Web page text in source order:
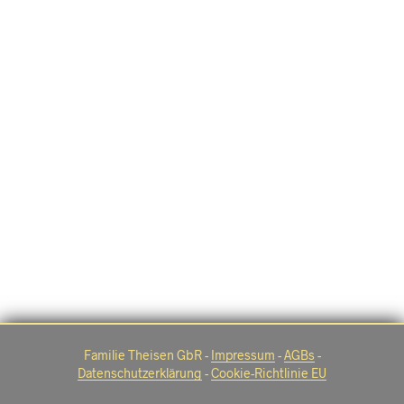
Familie Theisen GbR - Impressum -AGBs -
Datenschutzerklärung -Cookie-Richtlinie EU